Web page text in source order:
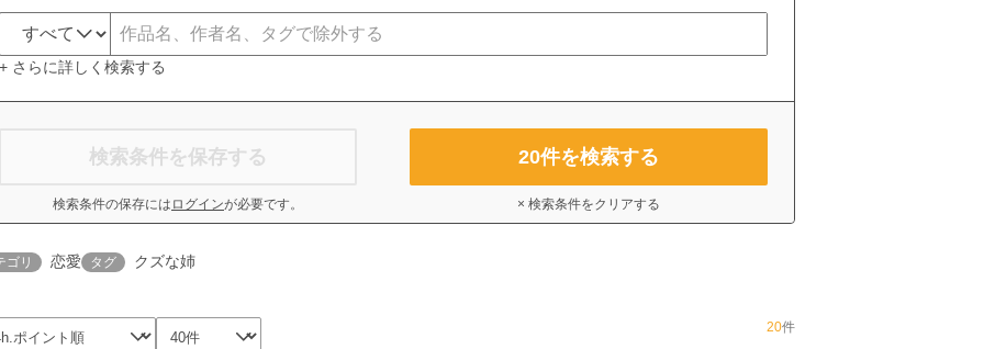
+ さらに詳しく検索する
検索条件を保存する
検索条件の保存には ログインが必要です。
20件を検索する
× 検索条件をクリアする
ゴリ 恋愛 タグ クズな姉
20件